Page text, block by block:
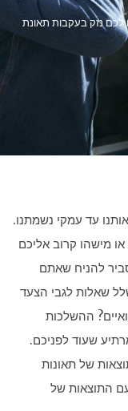
נזק בעקבות תאונת
עד עמקי נשמתנו.
מישהו קרוב אליכם
להניח שאתם
שאלות לגבי הצעד
ההשלכות
שעוד לפניכם.
של תאונות
התוצאות של